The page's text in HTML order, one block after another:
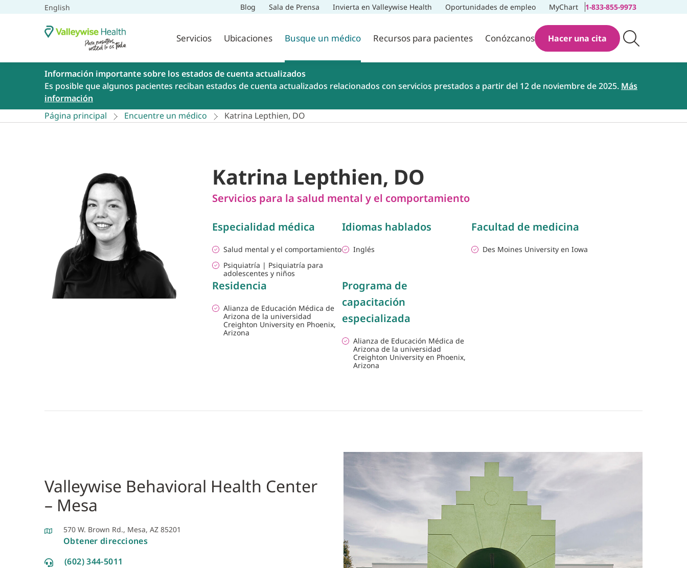
English Blog Sala de Prensa Invierta en Valleywise Health Oportunidades de empleo MyChart 1-833-855-9973
Servicios Ubicaciones Busque un médico Recursos para pacientes Conózcanos Hacer una cita
Información importante sobre los estados de cuenta actualizados
Es posible que algunos pacientes reciban estados de cuenta actualizados relacionados con servicios prestados a partir del 12 de noviembre de 2025. Más
información
Página principal
Encuentre un médico Katrina Lepthien, DO
Katrina Lepthien, DO
Servicios para la salud mental y el comportamiento
Especialidad médica
Salud mental y el comportamiento
Psiquiatría | Psiquiatría para
adolescentes y niños
Idiomas hablados
Inglés
Facultad de medicina
Des Moines University en Iowa
Residencia
Alianza de Educación Médica de
Arizona de la universidad
Creighton University en Phoenix,
Arizona
Programa de
capacitación
especializada
Alianza de Educación Médica de
Arizona de la universidad
Creighton University en Phoenix,
Arizona
Valleywise Behavioral Health Center
– Mesa
570 W. Brown Rd., Mesa, AZ 85201
Obtener direcciones
(602) 344-5011